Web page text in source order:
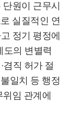
원이 근무시
실질적인 연
정기 평정에
도의 변별력
·겸직 허가 절
일치 등 행정
임 관계에